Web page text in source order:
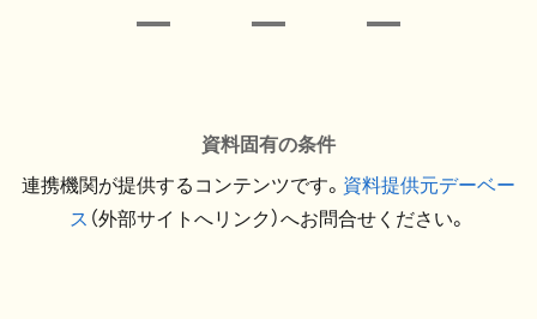
資料固有の条件
連携機関が提供するコンテンツです。 資料提供元デーベー
ス （外部サイトへリンク）へお問合せください。